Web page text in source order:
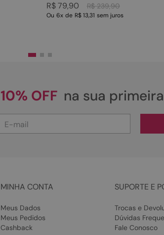
R$ 239,90
R$ 79,90
Ou 6x de R$ 13,31 sem juros
10% OFF na sua
MINHA CONTA
Meus Dados
Meus Pedidos
Cashback
SUPORTE E
Trocas e
Dúvidas
Fale Conosco